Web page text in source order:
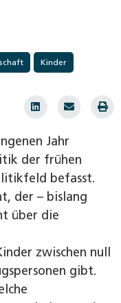
Kinder
Jahr
der frühen
befasst.
der – bislang
über die
zwischen null
gibt.